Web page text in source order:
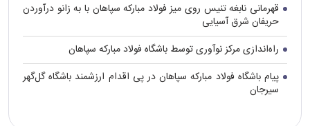
قهرمانی نابغه تنیس روی میز فولاد مبارکه سپاهان با به زانو درآوردن
حریفان شرق آسیایی
راه‌اندازی مرکز نوآوری توسط باشگاه فولاد مبارکه سپاهان
پیام باشگاه فولاد مبارکه سپاهان در پی اقدام ارزشمند باشگاه گل‌گهر
سیرجان